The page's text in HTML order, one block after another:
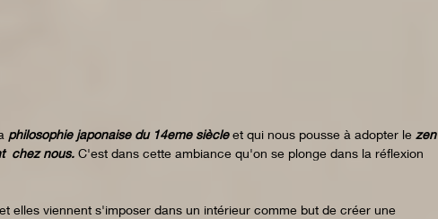
philosophie japonaise du 14eme siècle et qui nous pousse à adopter le zen
chez nous. C'est dans cette ambiance qu'on se plonge dans la réflexion
elles viennent s'imposer dans un intérieur comme but de créer une